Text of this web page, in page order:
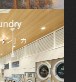
ン］カ